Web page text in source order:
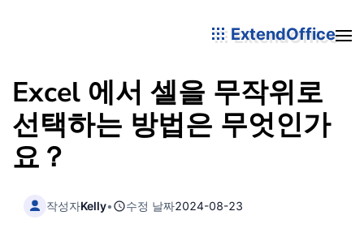
ExtendOffice
Excel 에서 셀을 무작위로
선택하는 방법은 무엇인가
요？
작성자Kelly• 수정 날짜2024-08-23